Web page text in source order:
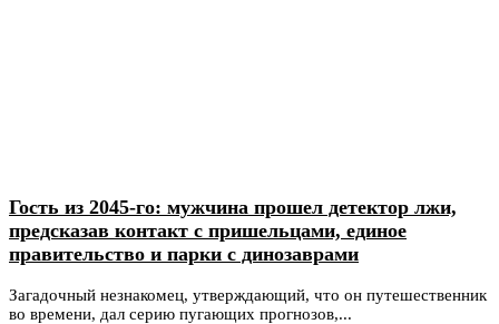
Гость из 2045-го: мужчина прошел детектор лжи,
предсказав контакт с пришельцами, единое
правительство и парки с динозаврами
Загадочный незнакомец, утверждающий, что он путешественник
во времени, дал серию пугающих прогнозов,...